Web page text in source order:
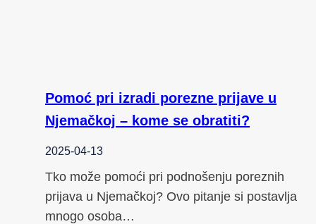
Pomoć pri izradi porezne prijave u
Njemačkoj – kome se obratiti?
2025-04-13
Tko može pomoći pri podnošenju poreznih
prijava u Njemačkoj? Ovo pitanje si postavlja
mnogo osoba…